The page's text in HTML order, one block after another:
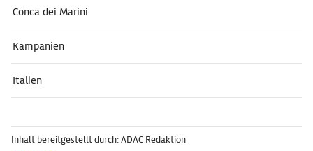
Conca dei Marini
Kampanien
Italien
Inhalt bereitgestellt durch: ADAC Redaktion